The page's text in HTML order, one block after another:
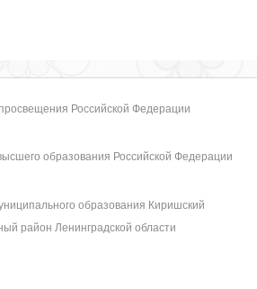
Российской Федерации
образования Российской Федерации
образования Киришский
район Ленинградской области